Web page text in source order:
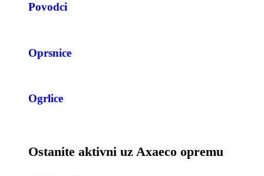
Povodci
Oprsnice
Ogrlice
Ostanite aktivni uz Axaeco opremu